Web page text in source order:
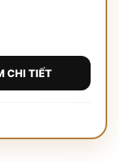
CHI TIẾT